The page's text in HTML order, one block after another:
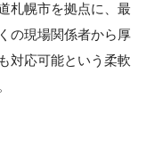
札幌市を拠点に、最
の現場関係者から厚
対応可能という柔軟